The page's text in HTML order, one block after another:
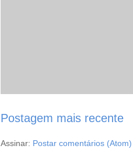
Postagem mais recente
Assinar: Postar comentários (Atom)